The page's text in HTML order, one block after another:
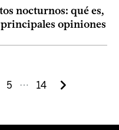
nocturnos: qué es,
principales opiniones
5 ⋯ 14